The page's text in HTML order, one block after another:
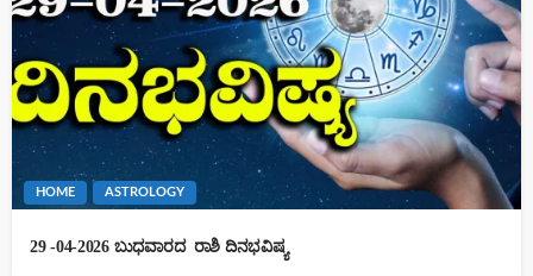
HOME ASTROLOGY
29 -04-2026 ಬುಧವಾರದ ರಾಶಿ ದಿನಭವಿಷ್ಯ